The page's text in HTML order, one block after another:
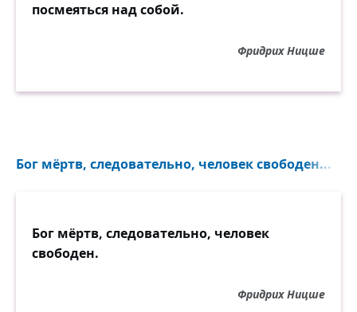
посмеяться над собой.
Фридрих Ницше
Бог мёртв, следовательно, человек свободен...
Бог мёртв, следовательно, человек
свободен.
Фридрих Ницше